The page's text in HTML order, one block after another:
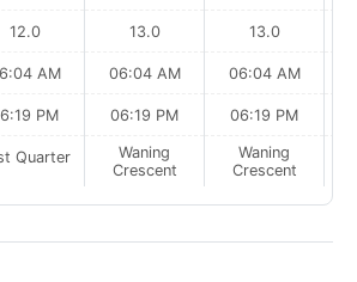
12.0
AM
PM
Quarter
13.0
06:04 AM
06:19 PM
Waning
Crescent
13.0
06:04 AM
06:19 PM
Waning
Crescent